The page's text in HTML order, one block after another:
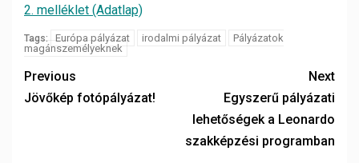
2. melléklet (Adatlap)
Tags: Európa pályázat irodalmi pályázat
Pályázatok
magánszemélyeknek
Previous
Jövőkép fotópályázat!
Next
Egyszerű pályázati
lehetőségek a Leonardo
szakképzési programban